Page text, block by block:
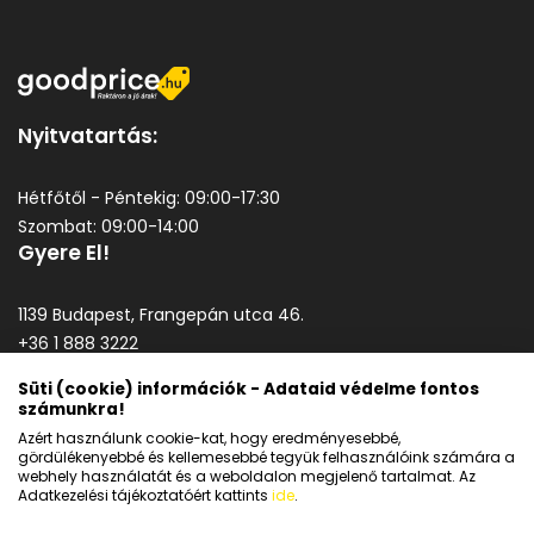
Nyitvatartás:
Hétfőtől - Péntekig: 09:00-17:30
Szombat: 09:00-14:00
Gyere El!
1139 Budapest, Frangepán utca 46.
+36 1 888 3222
Általános szerződési feltételek
Adatkezelési tájékoztató
Süti (cookie) információk - Adataid védelme fontos
számunkra!
Azért használunk cookie-kat, hogy eredményesebbé,
gördülékenyebbé és kellemesebbé tegyük felhasználóink számára a
webhely használatát és a weboldalon megjelenő tartalmat. Az
Adatkezelési tájékoztatóért kattints ide.